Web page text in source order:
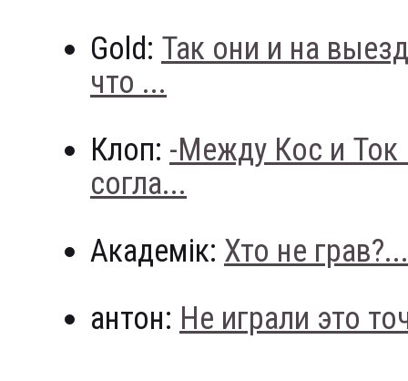
Gold: Так они и на
что ...
Клоп: -Между Кос и
согла...
Академік: Хто не грав?...
антон: Не играли это